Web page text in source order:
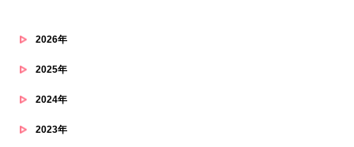
2026年
2025年
2024年
2023年